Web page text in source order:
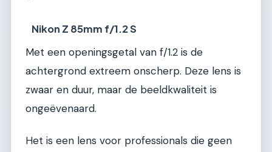
Nikon Z 85mm f/1.2 S
Met een openingsgetal van f/1.2 is de
achtergrond extreem onscherp. Deze lens is
zwaar en duur, maar de beeldkwaliteit is
ongeëvenaard.
Het is een lens voor professionals die geen